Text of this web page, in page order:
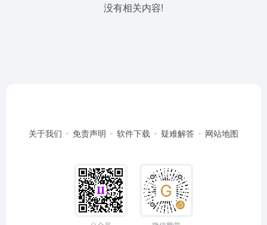
没有相关内容!
关于我们 免责声明 软件下载 疑难解答 网站地图